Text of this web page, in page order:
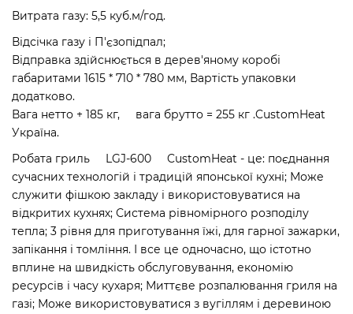
Витрата газу: 5,5 куб.м/год.
Відсічка газу і П'єзопідпал;
Відправка здійснюється в дерев'яному коробі
габаритами 1615 * 710 * 780 мм, Вартість упаковки
додатково.
Вага нетто + 185 кг, вага брутто = 255 кг .CustomHeat
Україна.
Робата гриль LGJ-600 CustomHeat - це: поєднання
сучасних технологій і традицій японської кухні; Може
служити фішкою закладу і використовуватися на
відкритих кухнях; Система рівномірного розподілу
тепла; 3 рівня для приготування їжі, для гарної зажарки,
запікання і томління. І все це одночасно, що істотно
вплине на швидкість обслуговування, економію
ресурсів і часу кухаря; Миттєве розпалювання гриля на
газі; Може використовуватися з вугіллям і деревиною